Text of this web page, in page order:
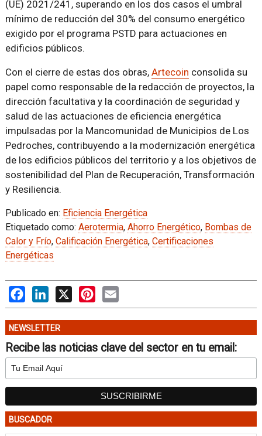
(UE) 2021/241, superando en los dos casos el umbral
mínimo de reducción del 30% del consumo energético
exigido por el programa PSTD para actuaciones en
edificios públicos.
Con el cierre de estas dos obras, Artecoin consolida su
papel como responsable de la redacción de proyectos, la
dirección facultativa y la coordinación de seguridad y
salud de las actuaciones de eficiencia energética
impulsadas por la Mancomunidad de Municipios de Los
Pedroches, contribuyendo a la modernización energética
de los edificios públicos del territorio y a los objetivos de
sostenibilidad del Plan de Recuperación, Transformación
y Resiliencia.
Publicado en: Eficiencia Energética
Etiquetado como: Aerotermia, Ahorro Energético, Bombas de
Calor y Frío, Calificación Energética, Certificaciones
Energéticas
FacebookLinkedIn
X PinterestEmail
NEWSLETTER
Recibe las noticias clave del sector en tu email:
BUSCADOR